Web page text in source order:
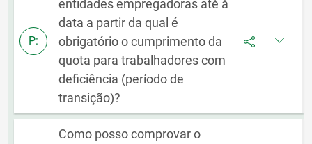
P:
entidades empregadoras até à
data a partir da qual é
obrigatório o cumprimento da
quota para trabalhadores com
deficiência (período de
transição)?
Como posso comprovar o